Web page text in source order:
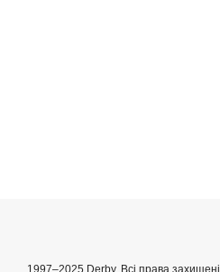
1997–2025 Derby. Всі права захищені.